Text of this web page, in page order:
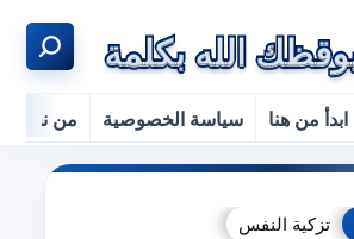
ابدأ من هنا سياسة الخصوصية من نحن
تزكية النفس